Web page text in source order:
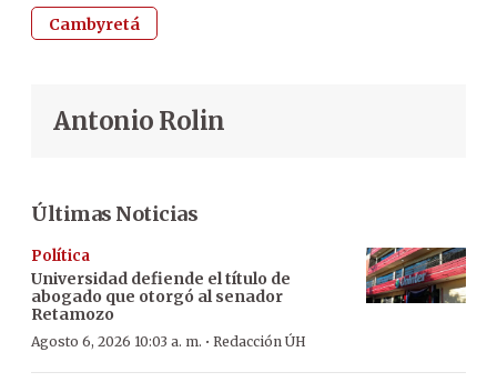
Cambyretá
Antonio Rolin
Últimas Noticias
Política
Universidad defiende el título de
abogado que otorgó al senador
Retamozo
Agosto 6, 2026 10:03 a. m. · Redacción ÚH